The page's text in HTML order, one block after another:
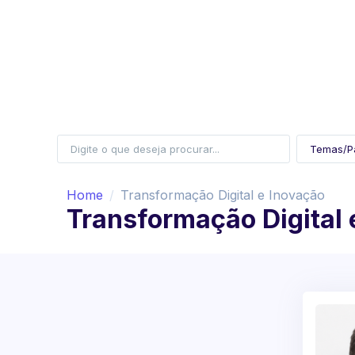
Home Transformação Digital e Inovação
Transformação Digital